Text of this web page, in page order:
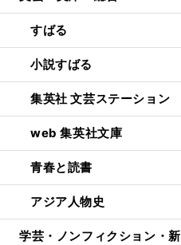
すばる
小説すばる
集英社 文芸ステーション
web 集英社文庫
青春と読書
アジア人物史
学芸・ノンフィクション・